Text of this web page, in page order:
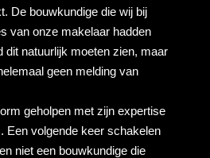
De bouwkundige die wij bij
van onze makelaar hadden
dit natuurlijk moeten zien, maar
geen melding van
geholpen met zijn expertise
Een volgende keer schakelen
niet een bouwkundige die